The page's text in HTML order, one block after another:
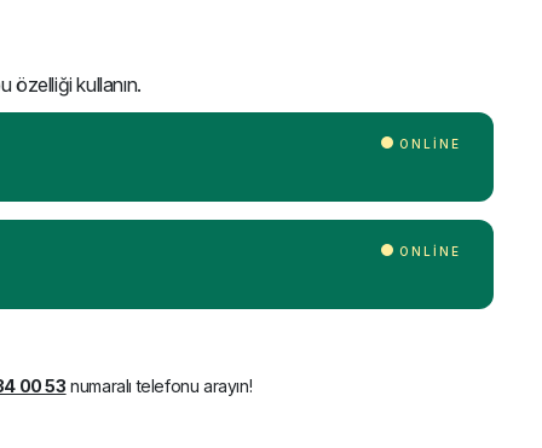
özelliği kullanın.
ONLINE
ONLINE
00 53 numaralı telefonu arayın!